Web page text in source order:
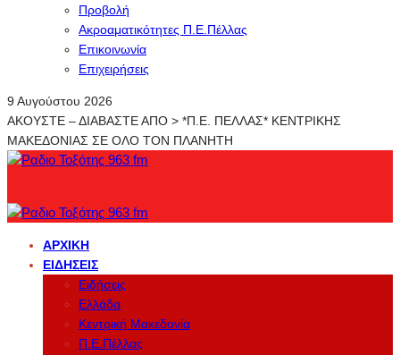
Προβολή
Ακροαματικότητες Π.Ε.Πέλλας
Επικοινωνία
Επιχειρήσεις
9 Αυγούστου 2026
ΑΚΟΥΣΤΕ – ΔΙΑΒΑΣΤΕ ΑΠΟ > *Π.Ε. ΠΕΛΛΑΣ* ΚΕΝΤΡΙΚΗΣ
ΜΑΚΕΔΟΝΙΑΣ ΣΕ ΟΛΟ ΤΟΝ ΠΛΑΝΗΤΗ
ΑΡΧΙΚΉ
ΕΙΔΉΣΕΙΣ
Ειδήσεις
Ελλάδα
Κεντρική Μακεδονία
Π.Ε.Πέλλας